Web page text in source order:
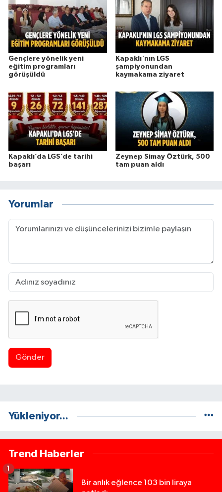
Gençlere yönelik yeni
eğitim programları
görüşüldü
Kapaklı'nın LGS
şampiyonundan
kaymakama ziyaret
Kapaklı’da LGS’de tarihi
başarı
Zeynep Simay Öztürk, 500
tam puan aldı
Yorumlar
Gönder
Yükleniyor...
Trend Haberler
Bir anlık eğlence 103 bin liraya
1